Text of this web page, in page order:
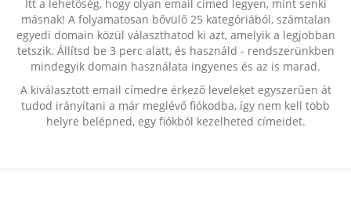
Itt a lehetőség, hogy olyan email címed legyen, mint senki
másnak! A folyamatosan bővülő 25 kategóriából, számtalan
egyedi domain közül választhatod ki azt, amelyik a legjobban
tetszik. Állítsd be 3 perc alatt, és használd - rendszerünkben
mindegyik domain használata ingyenes és az is marad.
A kiválasztott email címedre érkező leveleket egyszerűen át
tudod irányítani a már meglévő fiókodba, így nem kell több
helyre belépned, egy fiókból kezelheted címeidet.